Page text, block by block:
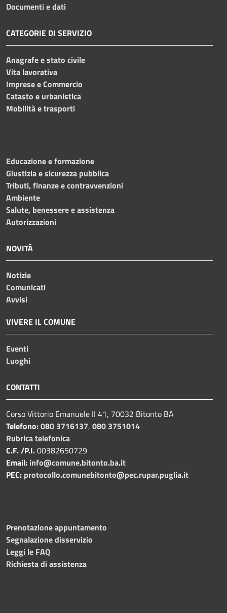
Documenti e dati
CATEGORIE DI SERVIZIO
Anagrafe e stato civile
Vita lavorativa
Imprese e Commercio
Catasto e urbanistica
Mobilità e trasporti
Educazione e formazione
Giustizia e sicurezza pubblica
Tributi, finanze e contravvenzioni
Ambiente
Salute, benessere e assistenza
Autorizzazioni
NOVITÀ
Notizie
Comunicati
Avvisi
VIVERE IL COMUNE
Eventi
Luoghi
CONTATTI
Corso Vittorio Emanuele II 41, 70032 Bitonto BA
Telefono:080 3716137, 080 3751014
Rubrica telefonica
C.F. /P.I.00382650729
Email: info@comune.bitonto.ba.it
PEC: protocollo.comunebitonto@pec.rupar.puglia.it
Prenotazione appuntamento
Segnalazione disservizio
Leggi le FAQ
Richiesta di assistenza